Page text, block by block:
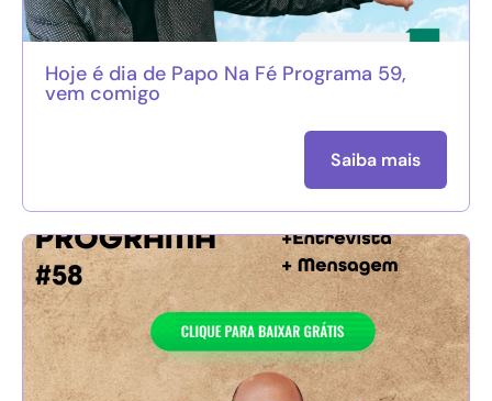
Hoje é dia de Papo Na Fé Programa 59,
vem comigo
Saiba mais